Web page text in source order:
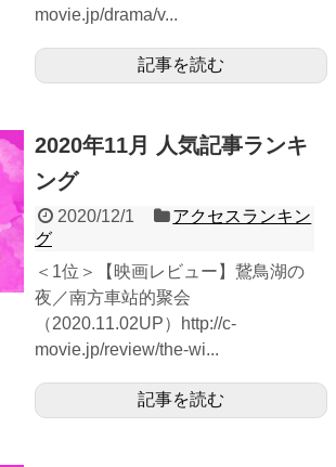
movie.jp/drama/v...
記事を読む
2020年11月 人気記事ランキ
ング
2020/12/1
アクセスランキン
グ
＜1位＞【映画レビュー】鵞鳥湖の
夜／南方車站的聚会
（2020.11.02UP）http://c-
movie.jp/review/the-wi...
記事を読む